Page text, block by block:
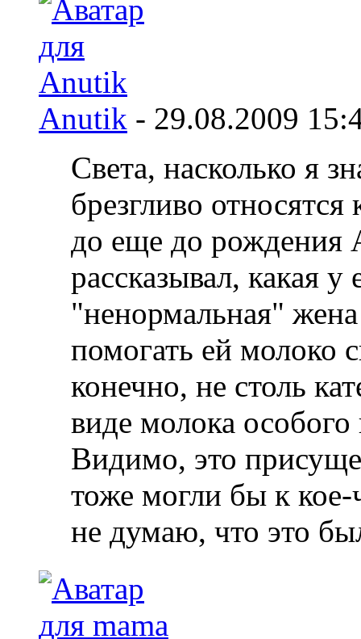
Anutik - 29.08.2009
Света, насколько я
брезгливо
до еще до рождения
рассказывал, какая
"ненормальная"
помогать ей молоко
конечно, не столь
виде молока
Видимо, это
тоже могли бы к кое-
не думаю, что это